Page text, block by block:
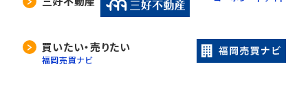
買いたい・売りたい
福岡売買ナビ